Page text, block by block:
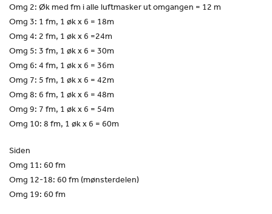
Omg 2: Øk med fm i alle luftmasker ut omgangen = 12 m
Omg 3: 1 fm, 1 øk x 6 = 18m
Omg 4: 2 fm, 1 øk x 6 =24m
Omg 5: 3 fm, 1 øk x 6 = 30m
Omg 6: 4 fm, 1 øk x 6 = 36m
Omg 7: 5 fm, 1 øk x 6 = 42m
Omg 8: 6 fm, 1 øk x 6 = 48m
Omg 9: 7 fm, 1 øk x 6 = 54m
Omg 10: 8 fm, 1 øk x 6 = 60m
Siden
Omg 11: 60 fm
Omg 12-18: 60 fm (mønsterdelen)
Omg 19: 60 fm